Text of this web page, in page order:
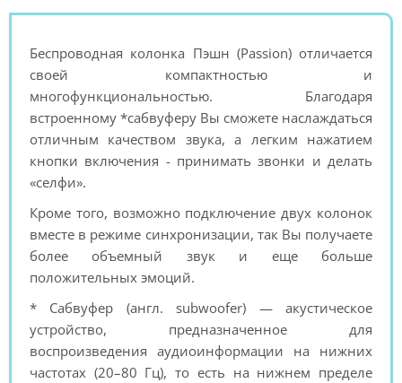
Беспроводная колонка Пэшн (Passion) отличается
своей компактностью и
многофункциональностью. Благодаря
встроенному *сабвуферу Вы сможете наслаждаться
отличным качеством звука, а легким нажатием
кнопки включения - принимать звонки и делать
«селфи».
Кроме того, возможно подключение двух колонок
вместе в режиме синхронизации, так Вы получаете
более объемный звук и еще больше
положительных эмоций.
* Сабвуфер (англ. subwoofer) — акустическое
устройство, предназначенное для
воспроизведения аудиоинформации на нижних
частотах (20–80 Гц), то есть на нижнем пределе